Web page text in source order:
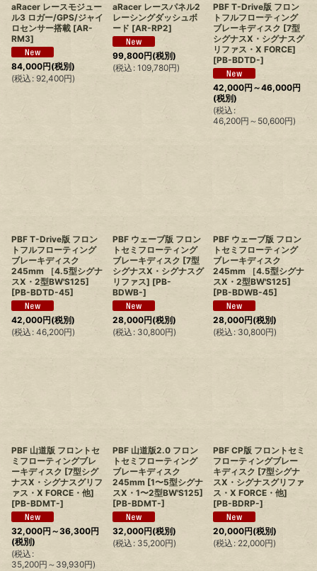
aRacer レースモジュー
ル3 ロガー/GPS/ジャイ
ロセンサー搭載 [AR-
RM3]
84,000円(税別)
(税込 : 92,400円)
aRacer レースパネル2
レーシングダッシュボ
ード [AR-RP2]
99,800円(税別)
(税込 : 109,780円)
PBF T-Drive版 フロン
トフルフローティング
ブレーキディスク [7型
シグナスX・シグナスグ
リファス・X FORCE]
[PB-BDTD-]
42,000円 ～46,000円
(税別)
(税込 :
46,200円 ～50,600円)
PBF T-Drive版 フロン
トフルフローティング
ブレーキディスク
245mm ［4.5型シグナ
スX・2型BW'S125]
[PB-BDTD-45]
42,000円(税別)
(税込 : 46,200円)
PBF ウェーブ版 フロン
トセミフローティング
ブレーキディスク [7型
シグナスX・シグナスグ
リファス] [PB-
BDWB-]
28,000円(税別)
(税込 : 30,800円)
PBF ウェーブ版 フロン
トセミフローティング
ブレーキディスク
245mm ［4.5型シグナ
スX・2型BW'S125]
[PB-BDWB-45]
28,000円(税別)
(税込 : 30,800円)
PBF 山道版 フロントセ
ミフローティングブレ
ーキディスク [7型シグ
ナスX・シグナスグリフ
ァス・X FORCE・他]
[PB-BDMT-]
32,000円 ～36,300円
(税別)
(税込 :
35,200円 ～39,930円)
PBF 山道版2.0 フロン
トセミフローティング
ブレーキディスク
245mm [1〜5型シグナ
スX・1〜2型BW'S125]
[PB-BDMT-]
32,000円(税別)
(税込 : 35,200円)
PBF CP版 フロントセミ
フローティングブレー
キディスク [7型シグナ
スX・シグナスグリファ
ス・X FORCE・他]
[PB-BDRP-]
20,000円(税別)
(税込 : 22,000円)